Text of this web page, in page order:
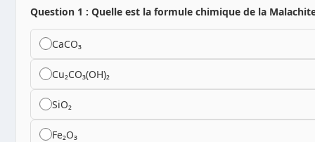
Question 1 : Quelle est la formule chimique de la
CaCO₃
Cu₂CO₃(OH)₂
SiO₂
Fe₂O₃